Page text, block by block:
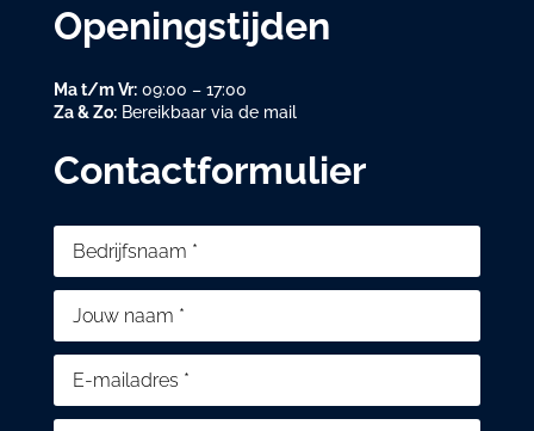
Openingstijden
Ma t/m Vr:09:00 – 17:00
Za & Zo:Bereikbaar via de mail
Contactformulier